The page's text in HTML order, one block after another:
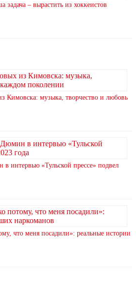
– вырастить из хоккеистов
Кимовска: музыка, творчество и любовь
интервью «Тульской прессе» подвел
что меня посадили»: реальные истории